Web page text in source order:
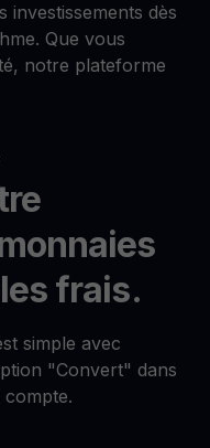
investissements dès
Que vous
notre plateforme
frais.
simple avec
"Convert" dans